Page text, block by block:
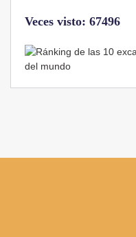
Veces visto: 32220